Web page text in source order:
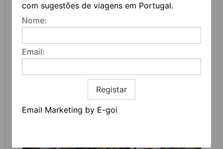
com sugestões de viagens em Portugal.
Nome:
Email:
Registar
Email Marketing by E-goi
FEIRA DO LIVRO DO PORTO REGRESSA COM
MAIS DE 200 ATIVIDADES DEDICADAS À
LITERATURA, MÚSICA E PENSAMENTO